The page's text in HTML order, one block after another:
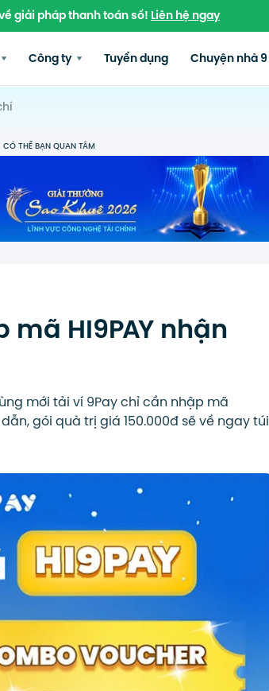
giải pháp thanh toán số!Liên hệ ngay
Công ty Tuyển dụng Chuyện nhà 9
CÓ THỂ BẠN QUAN TÂM
HI9PAY nhận
mới tải ví 9Pay chỉ cần nhập mã
gói quà trị giá 150.000đ sẽ về ngay túi